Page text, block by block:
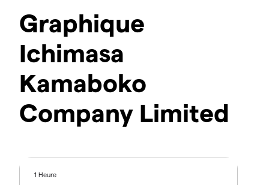
Graphique
Ichimasa
Kamaboko
Company Limited
1 Heure